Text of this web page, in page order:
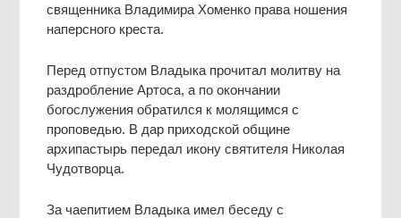
священника Владимира Хоменко права ношения
наперсного креста.
Перед отпустом Владыка прочитал молитву на
раздробление Артоса, а по окончании
богослужения обратился к молящимся с
проповедью. В дар приходской общине
архипастырь передал икону святителя Николая
Чудотворца.
За чаепитием Владыка имел беседу с